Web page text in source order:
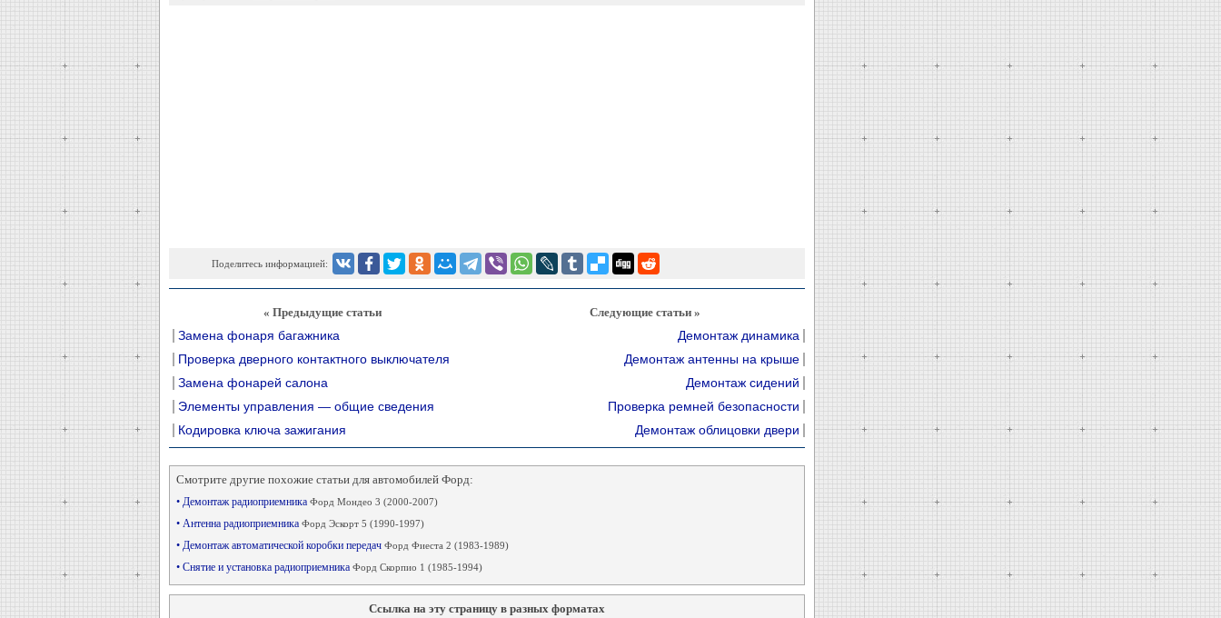
Поделитесь информацией:
« Предыдущие статьи
Замена фонаря багажника
Проверка дверного контактного выключателя
Замена фонарей салона
Элементы управления — общие сведения
Кодировка ключа зажигания
Следующие статьи »
Демонтаж динамика
Демонтаж антенны на крыше
Демонтаж сидений
Проверка ремней безопасности
Демонтаж облицовки двери
Смотрите другие похожие статьи для автомобилей Форд:
• Демонтаж радиоприемника Форд Мондео 3 (2000-2007)
• Антенна радиоприемника Форд Эскорт 5 (1990-1997)
• Демонтаж автоматической коробки передач Форд Фиеста 2 (1983-1989)
• Снятие и установка радиоприемника Форд Скорпио 1 (1985-1994)
Ссылка на эту страницу в разных форматах